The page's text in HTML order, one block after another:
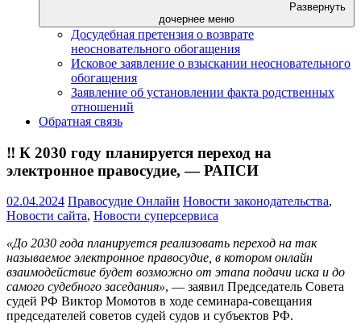
Развернуть
дочернее меню
Досудебная претензия о возврате
неосновательного обогащения
Исковое заявление о взыскании неосновательного
обогащения
Заявление об установлении факта родственных
отношений
Обратная связь
‼️ К 2030 году планируется переход на
электронное правосудие, — РАПСИ
02.04.2024 Правосудие Онлайн Новости законодательства,
Новости сайта, Новости суперсервиса
«До 2030 года планируется реализовать переход на так
называемое электронное правосудие, в котором онлайн
взаимодействие будет возможно от этапа подачи иска и до
самого судебного заседания», — заявил Председатель Совета
судей РФ Виктор Момотов в ходе семинара-совещания
председателей советов судей судов и субъектов РФ.